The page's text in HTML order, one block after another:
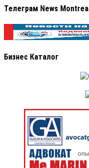
Телеграм News Montreal
Бизнес Каталог